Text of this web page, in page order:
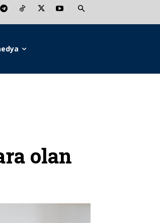
olan